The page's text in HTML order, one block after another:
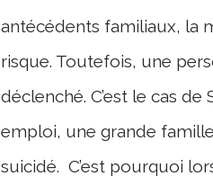
antécédents familiaux, la
risque. Toutefois, une
déclenché. C’est le cas de
emploi, une grande
suicidé. C’est pourquoi